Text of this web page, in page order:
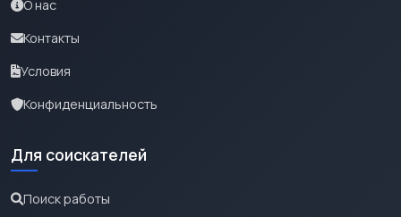
О нас
Контакты
Условия
Конфиденциальность
Для соискателей
Поиск работы